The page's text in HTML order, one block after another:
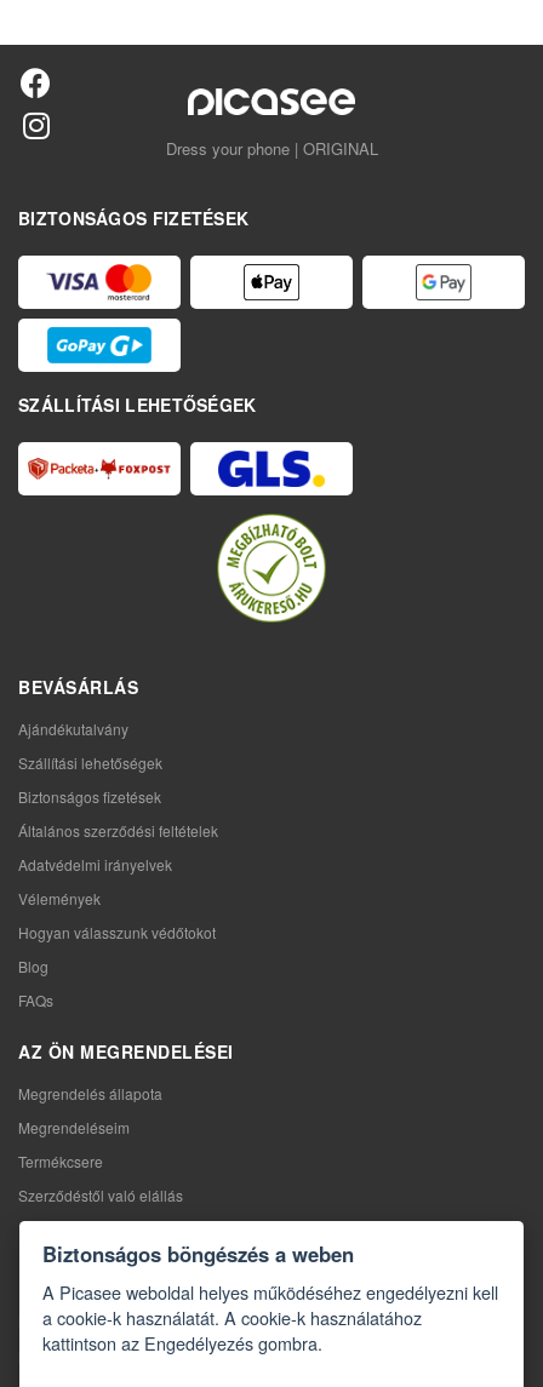
Dress your phone | ORIGINAL
BIZTONSÁGOS FIZETÉSEK
SZÁLLÍTÁSI LEHETŐSÉGEK
BEVÁSÁRLÁS
Ajándékutalvány
Szállítási lehetőségek
Biztonságos fizetések
Általános szerződési feltételek
Adatvédelmi irányelvek
Vélemények
Hogyan válasszunk védőtokot
Blog
FAQs
AZ ÖN MEGRENDELÉSEI
Megrendelés állapota
Megrendeléseim
Termékcsere
Szerződéstől való elállás
Reklamáció
Kapcsolat
Kapcsolatfelvételi űrlap
Biztonságos böngészés a weben
A Picasee weboldal helyes működéséhez engedélyezni kell
a cookie-k használatát. A cookie-k használatához
kattintson az Engedélyezés gombra.